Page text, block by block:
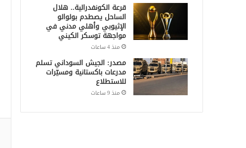
قرعة الكونفدرالية.. هلال
الساحل يصطدم بولوالو
الإثيوبي وأهلي مدني في
مواجهة توسكر الكيني
منذ 4 ساعات
مصدر: الجيش السوداني تسلم
مدرعات باكستانية ومسيّرات
للاستطلاع
منذ 9 ساعات